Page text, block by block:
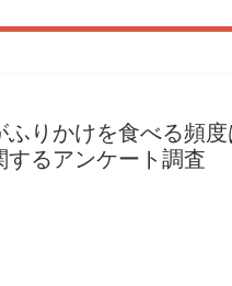
りかけを食べる頻度
るアンケート調査